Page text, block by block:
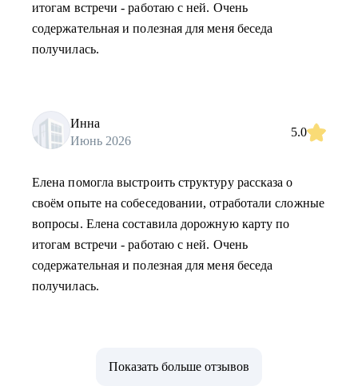
итогам встречи - работаю с ней. Очень
содержательная и полезная для меня беседа
получилась.
Инна
Июнь 2026
5.0
Елена помогла выстроить структуру рассказа о
своём опыте на собеседовании, отработали сложные
вопросы. Елена составила дорожную карту по
итогам встречи - работаю с ней. Очень
содержательная и полезная для меня беседа
получилась.
Показать больше отзывов